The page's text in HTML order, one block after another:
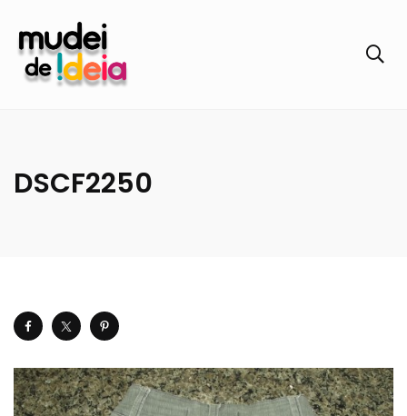
DSCF2250